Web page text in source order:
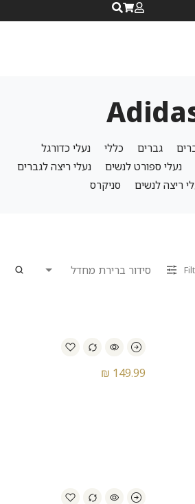
גברים כללי
נעלי כדורגל
נעלי ספורט לנשים
נעלי ריצה לגברים
ריצה לנשים
סניקרס
₪ 149.99